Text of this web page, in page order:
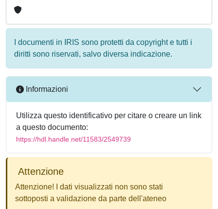
I documenti in IRIS sono protetti da copyright e tutti i
diritti sono riservati, salvo diversa indicazione.
Informazioni
Utilizza questo identificativo per citare o creare un link
a questo documento:
https://hdl.handle.net/11583/2549739
Attenzione
Attenzione! I dati visualizzati non sono stati
sottoposti a validazione da parte dell'ateneo